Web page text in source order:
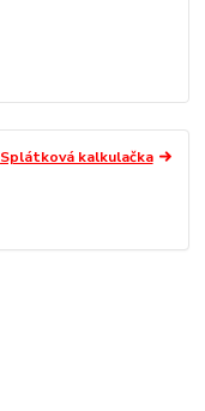
Splátková kalkulačka